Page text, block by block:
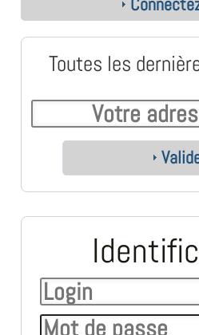
Toutes les